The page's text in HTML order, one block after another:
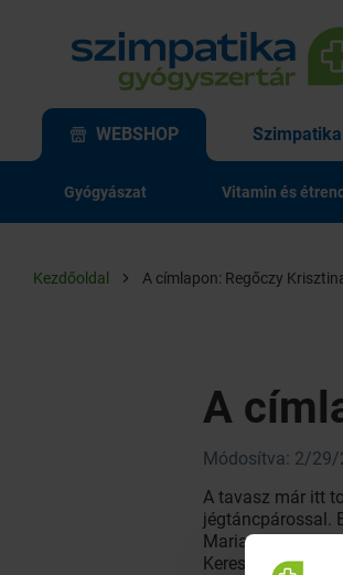
WEBSHOP
Gyógyászat Vitamin és
Kezdőoldal A címlapon: Regőczy
A
Módosítva: 2/29/
A tavasz már itt
jégtáncpárossal.
Mariann-nal
Keressétek